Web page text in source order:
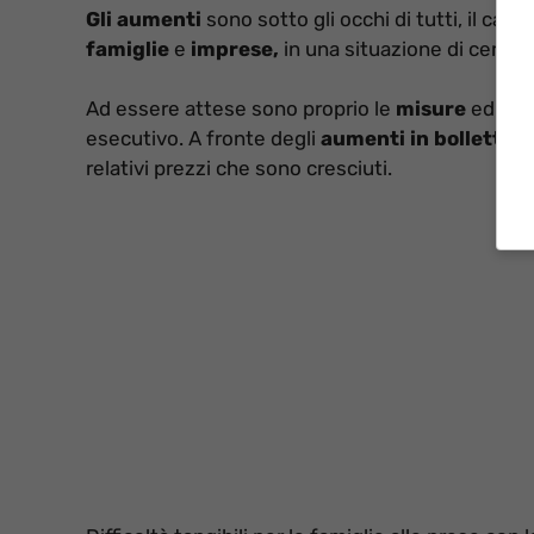
Gli aumenti sono sotto gli occhi di tutti, il
famiglie e imprese, in una situazione di certo
Ad essere attese sono proprio le misure ed i
esecutivo. A fronte degli aumenti in bolletta
relativi prezzi che sono cresciuti.